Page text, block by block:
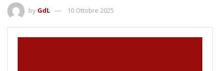
by GdL 10 Ottobre 2025